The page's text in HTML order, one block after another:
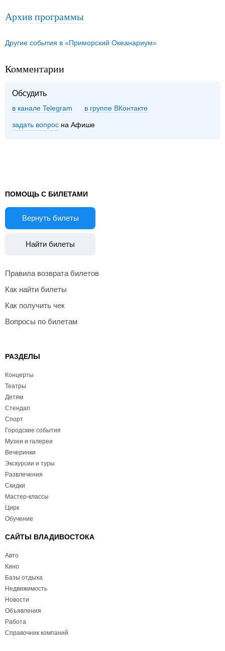
Архив программы
Другие события в «Приморский Океанариум»
Комментарии
Обсудить
в канале Telegram группе ВКонтакте
задать вопрос на Афише
ПОМОЩЬ С БИЛЕТАМИ
Вернуть билеты
Найти билеты
Правила возврата билетов
Как найти билеты
Как получить чек
Вопросы по билетам
РАЗДЕЛЫ
Концерты
Театры
Детям
Стендап
Спорт
Городские события
Музеи и галереи
Вечеринки
Экскурсии и туры
Развлечения
Скидки
Мастер-классы
Цирк
Обучение
САЙТЫ ВЛАДИВОСТОКА
Авто
Кино
Базы отдыха
Недвижимость
Новости
Объявления
Работа
Справочник компаний